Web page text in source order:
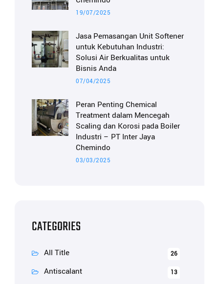
19/07/2025
Jasa Pemasangan Unit Softener
untuk Kebutuhan Industri:
Solusi Air Berkualitas untuk
Bisnis Anda
07/04/2025
Peran Penting Chemical
Treatment dalam Mencegah
Scaling dan Korosi pada Boiler
Industri – PT Inter Jaya
Chemindo
03/03/2025
CATEGORIES
All Title 26
Antiscalant 13